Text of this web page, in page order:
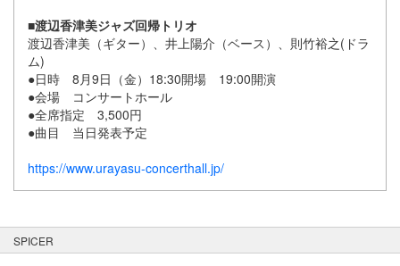
■渡辺香津美ジャズ回帰トリオ
渡辺香津美（ギター）、井上陽介（ベース）、則竹裕之(ドラ
ム)
●日時 8月9日（金）18:30開場 19:00開演
●会場 コンサートホール
●全席指定 3,500円
●曲目 当日発表予定
https://www.urayasu-concerthall.jp/
SPICER